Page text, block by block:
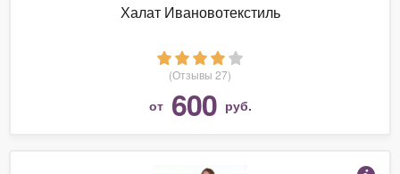
Халат Ивановотекстиль
(Отзывы 27)
от 600 руб.